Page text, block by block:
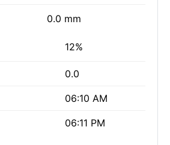
0.0 mm
12%
0.0
06:10 AM
06:11 PM